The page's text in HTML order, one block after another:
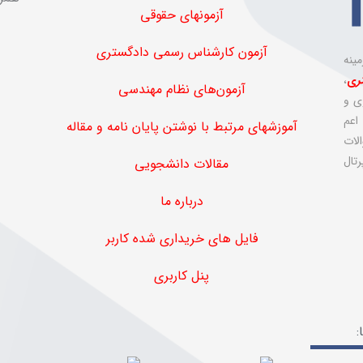
ی،
و
آزمونهای حقوقی
آزمون کارشناس رسمی دادگستری
آزمون‌های نظام مهندسی
آموزشهای مرتبط با نوشتن پایان نامه و مقاله
مقالات دانشجویی
درباره ما
فایل های خریداری شده کاربر
پنل کاربری